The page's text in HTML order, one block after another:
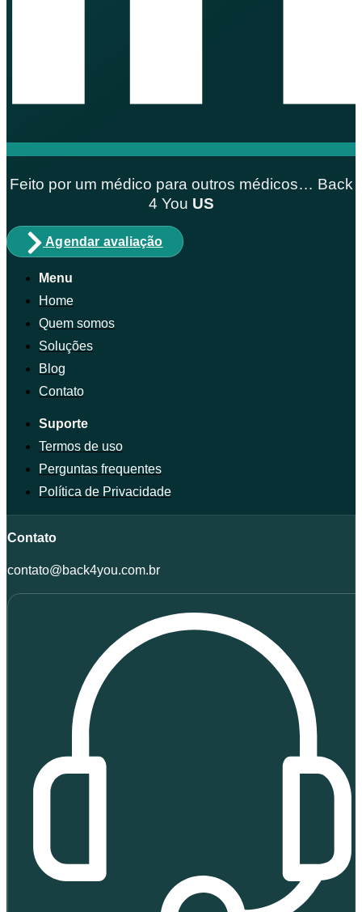
Feito por um médico para outros médicos… Back
4 You US
Agendar avaliação
Menu
Home
Quem somos
Soluções
Blog
Contato
Suporte
Termos de uso
Perguntas frequentes
Política de Privacidade
Contato
contato@back4you.com.br